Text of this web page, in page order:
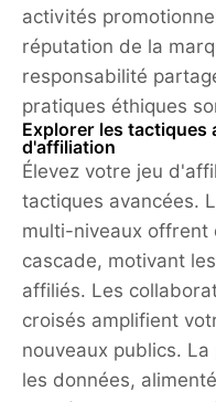
activités
réputation de la
responsabilité
pratiques éthiques
Explorer les tactiques
d'affiliation
Élevez votre jeu
tactiques avancées.
multi-niveaux offrent
cascade, motivant
affiliés. Les
croisés amplifient
nouveaux publics.
les données,